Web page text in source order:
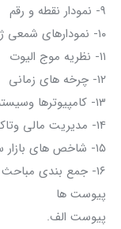
۹- نمودار نقطه و رقم
۱۰- نمودارهای شمعی ژاپنی
۱۱- نظریه موج الیوت
۱۲- چرخه های زمانی
۱۳- کامپیوترها وسیستم های داد وستد
۱۴- مدیریت مالی وتاکتیک های معامله
۱۵- شاخص های بازار سرمایه
۱۶- جمع بندی مباحث : خلاصه مطالب
پیوست ها
پیوست الف.